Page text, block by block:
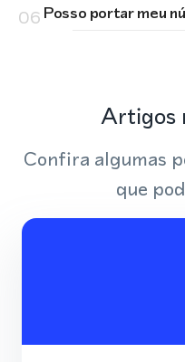
06 Posso portar meu
Artigos
Confira algumas
que